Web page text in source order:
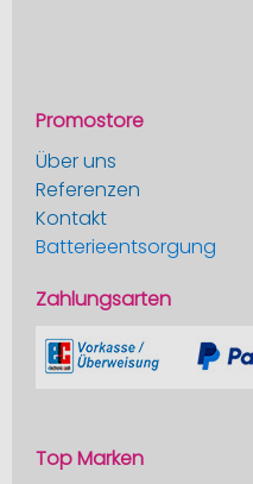
Promostore
Über uns
Referenzen
Kontakt
Batterieentsorgung
Zahlungsarten
Top Marken